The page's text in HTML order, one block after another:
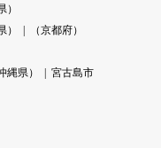
）
）
（京都府）
縄県） 宮古島市